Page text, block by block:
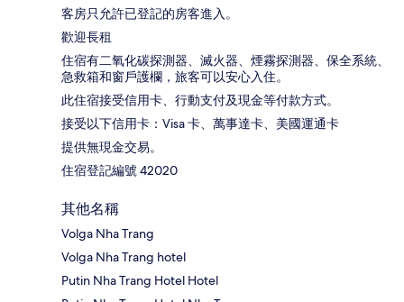
客房只允許已登記的房客進入。
歡迎長租
住宿有二氧化碳探測器、滅火器、煙霧探測器、保全系統、
急救箱和窗戶護欄，旅客可以安心入住。
此住宿接受信用卡、行動支付及現金等付款方式。
接受以下信用卡：Visa 卡、萬事達卡、美國運通卡
提供無現金交易。
住宿登記編號 42020
其他名稱
Volga Nha Trang
Volga Nha Trang hotel
Putin Nha Trang Hotel Hotel